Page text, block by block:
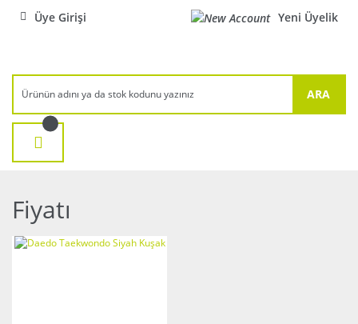
Üye Girişi Yeni Üyelik
ARA
Fiyatı